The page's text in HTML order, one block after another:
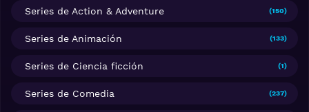
Series de Action & Adventure (150)
Series de Animación (133)
Series de Ciencia ficción (1)
Series de Comedia (237)